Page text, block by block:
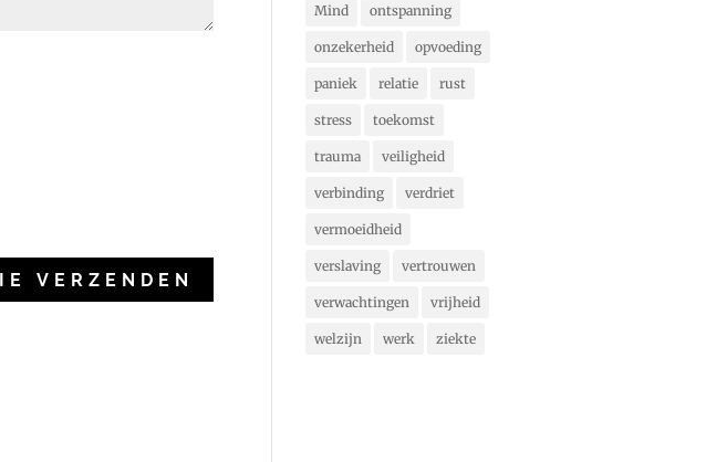
Mind ontspanning
onzekerheid opvoeding
paniek relatie rust
stress toekomst
trauma veiligheid
verbinding verdriet
vermoeidheid
verslaving vertrouwen
verwachtingen vrijheid
welzijn werk ziekte